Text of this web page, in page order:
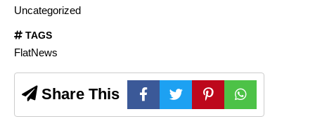
Uncategorized
TAGS
FlatNews
Share This